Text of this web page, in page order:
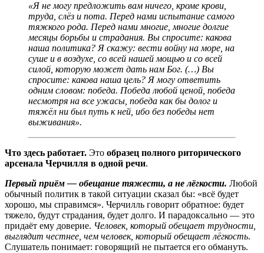
«Я не могу предложить вам ничего, кроме крови,
труда, слёз и пота. Перед нами испытание самого
тяжкого рода. Перед нами многие, многие долгие
месяцы борьбы и страдания. Вы спросите: какова
наша политика? Я скажу: вести войну на море, на
суше и в воздухе, со всей нашей мощью и со всей
силой, которую может дать нам Бог. (…) Вы
спросите: какова наша цель? Я могу ответить
одним словом: победа. Победа любой ценой, победа
несмотря на все ужасы, победа как бы долог и
тяжёл ни был путь к ней, ибо без победы нет
выживания».
Что здесь работает. Это образец полного риторического
арсенала Черчилля в одной речи.
Первый приём — обещание тяжести, а не лёгкости. Любой
обычный политик в такой ситуации сказал бы: «всё будет
хорошо, мы справимся». Черчилль говорит обратное: будет
тяжело, будут страдания, будет долго. И парадоксально — это
придаёт ему доверие. Человек, который обещает трудности,
выглядит честнее, чем человек, который обещает лёгкость.
Слушатель понимает: говорящий не пытается его обмануть.